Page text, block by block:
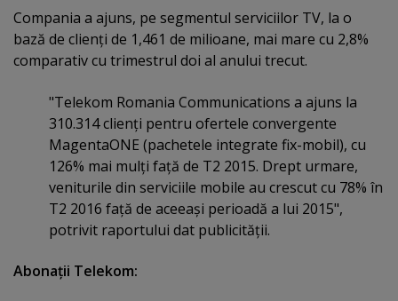
Compania a ajuns, pe segmentul serviciilor TV, la o
bază de clienţi de 1,461 de milioane, mai mare cu 2,8%
comparativ cu trimestrul doi al anului trecut.
"Telekom Romania Communications a ajuns la
310.314 clienţi pentru ofertele convergente
MagentaONE (pachetele integrate fix-mobil), cu
126% mai mulţi faţă de T2 2015. Drept urmare,
veniturile din serviciile mobile au crescut cu 78% în
T2 2016 faţă de aceeaşi perioadă a lui 2015",
potrivit raportului dat publicităţii.
Abonaţii Telekom: